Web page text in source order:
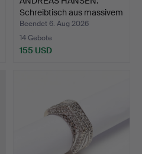
Schreibtisch aus massivem
…
Beendet 6. Aug 2026
14 Gebote
155 USD